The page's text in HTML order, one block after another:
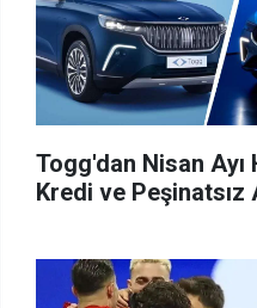
Togg'dan Nisan Ayı
Kredi ve Peşinatsız